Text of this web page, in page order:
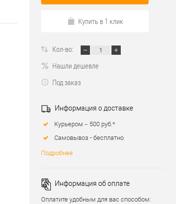
Купить в 1 клик
Кол-во:
Нашли дешевле
Под заказ
Информация о доставке
Курьером – 500 руб.*
Самовывоз - бесплатно
Подробнее
Информация об оплате
Оплатите удобным для вас способом: